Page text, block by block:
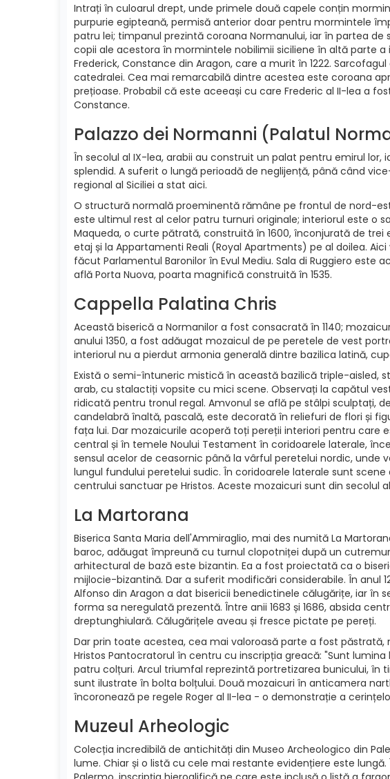
Intrați în culoarul drept, unde primele două capele conțin
purpurie egipteană, permisă anterior doar pentru mormintele
patru lei; timpanul prezintă coroana Normanului, iar în partea de
copii ale acestora în mormintele nobilimii siciliene în altă parte
Frederick, Constance din Aragon, care a murit în 1222.
catedralei. Cea mai remarcabilă dintre acestea este coroana
prețioase. Probabil că este aceeași cu care Frederic al II-lea a
Constance.
Palazzo dei Normanni (Palatul
În secolul al IX-lea, arabii au construit un palat pentru emirul
splendid. A suferit o lungă perioadă de neglijență, până când
regional al Siciliei a stat aici.
O structură normală proeminentă rămâne pe frontul de nord-
este ultimul rest al celor patru turnuri originale; interiorul este o
Maqueda, o curte pătrată, construită în 1600, înconjurată de
etaj și la Appartamenti Reali (Royal Apartments) pe al doilea.
făcut Parlamentul Baronilor în Evul Mediu. Sala di Ruggiero
află Porta Nuova, poarta magnifică construită în 1535.
Cappella Palatina Chris
Această biserică a Normanilor a fost consacrată în 1140;
anului 1350, a fost adăugat mozaicul de pe peretele de vest
interiorul nu a pierdut armonia generală dintre bazilica latină,
Există o semi-întuneric mistică în această bazilică triple-aisled,
arab, cu stalactiți vopsite cu mici scene. Observați la capătul
ridicată pentru tronul regal. Amvonul se află pe stâlpi sculptați,
candelabră înaltă, pascală, este decorată în reliefuri de flori și
fața lui. Dar mozaicurile acoperă toți pereții interiori pentru
central și în temele Noului Testament în coridoarele laterale,
sensul acelor de ceasornic până la vârful peretelui nordic, unde
lungul fundului peretelui sudic. În coridoarele laterale sunt
centrului sanctuar pe Hristos. Aceste mozaicuri sunt din secolul
La Martorana
Biserica Santa Maria dell'Ammiraglio, mai des numită La
baroc, adăugat împreună cu turnul clopotniței după un
arhitectural de bază este bizantin. Ea a fost proiectată ca o
mijlocie-bizantină. Dar a suferit modificări considerabile. În anul
Alfonso din Aragon a dat bisericii benedictinele călugărițe, iar în
forma sa neregulată prezentă. Între anii 1683 și 1686, absida
dreptunghiulară. Călugărițele aveau și fresce pictate pe pereți.
Dar prin toate acestea, cea mai valoroasă parte a fost păstrată,
Hristos Pantocratorul în centru cu inscripția greacă: "Sunt
patru colțuri. Arcul triumfal reprezintă portretizarea bunicului, în
sunt ilustrate în bolta bolțului. Două mozaicuri în anticamera
încoronează pe regele Roger al II-lea - o demonstrație a
Muzeul Arheologic
Colecția incredibilă de antichități din Museo Archeologico din
lume. Chiar și o listă cu cele mai restante evidențiere este